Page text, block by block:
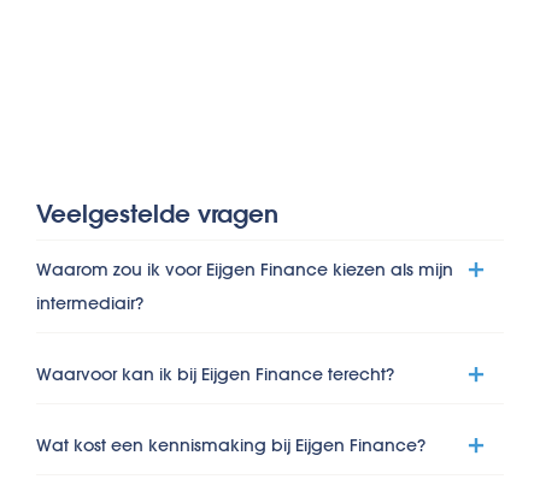
Veelgestelde vragen
Waarom zou ik voor Eijgen Finance kiezen als mijn
intermediair?
Waarvoor kan ik bij Eijgen Finance terecht?
Wat kost een kennismaking bij Eijgen Finance?